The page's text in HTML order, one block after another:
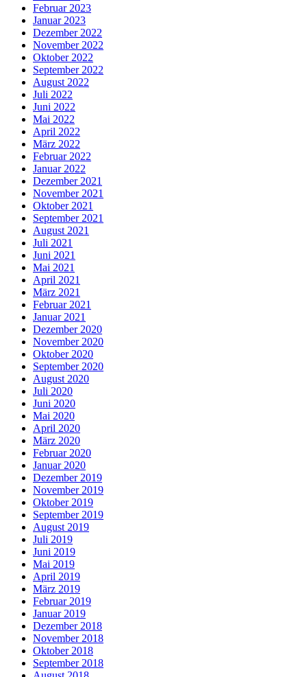
Februar 2023
Januar 2023
Dezember 2022
November 2022
Oktober 2022
September 2022
August 2022
Juli 2022
Juni 2022
Mai 2022
April 2022
März 2022
Februar 2022
Januar 2022
Dezember 2021
November 2021
Oktober 2021
September 2021
August 2021
Juli 2021
Juni 2021
Mai 2021
April 2021
März 2021
Februar 2021
Januar 2021
Dezember 2020
November 2020
Oktober 2020
September 2020
August 2020
Juli 2020
Juni 2020
Mai 2020
April 2020
März 2020
Februar 2020
Januar 2020
Dezember 2019
November 2019
Oktober 2019
September 2019
August 2019
Juli 2019
Juni 2019
Mai 2019
April 2019
März 2019
Februar 2019
Januar 2019
Dezember 2018
November 2018
Oktober 2018
September 2018